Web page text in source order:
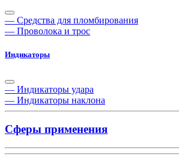
— Средства для пломбирования
— Проволока и трос
Индикаторы
— Индикаторы удара
— Индикаторы наклона
Сферы применения